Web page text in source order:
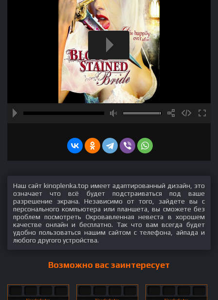
Наш сайт kinoplenka.top имеет адаптированный дизайн, это
означает что всё будет подстраиваться под ваше
разрешение экрана. Независимо от того, зайдете вы с
персонального компьютера или планшета, вы сможете без
проблем посмотреть Окровавленная невеста в хорошем
качестве онлайн и бесплатно. Так что вам всегда будет
удобно пользоваться нашим сайтом с телефона, айпада и
любого другого устройства.
Возможно вас заинтересует